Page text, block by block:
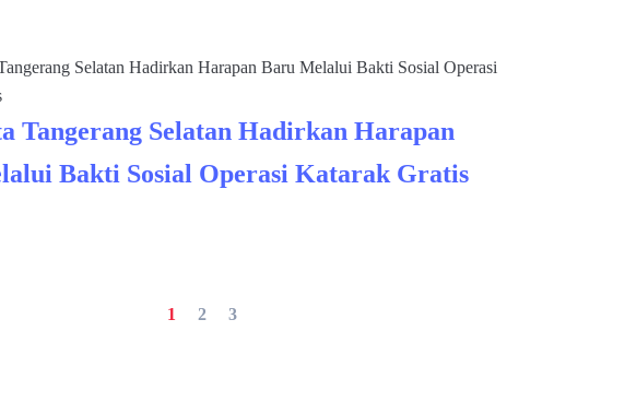
Tangerang Selatan Hadirkan Harapan
Bakti Sosial Operasi Katarak Gratis
1 2 3